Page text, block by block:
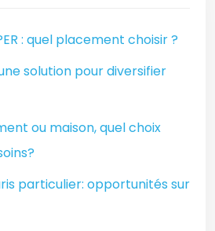
: quel placement choisir ?
solution pour diversifier
ou maison, quel choix
particulier: opportunités sur